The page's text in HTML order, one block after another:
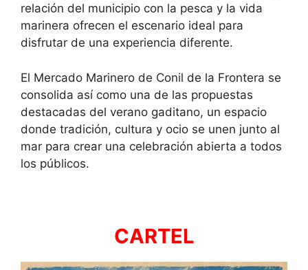
relación del municipio con la pesca y la vida
marinera ofrecen el escenario ideal para
disfrutar de una experiencia diferente.
El Mercado Marinero de Conil de la Frontera se
consolida así como una de las propuestas
destacadas del verano gaditano, un espacio
donde tradición, cultura y ocio se unen junto al
mar para crear una celebración abierta a todos
los públicos.
CARTEL